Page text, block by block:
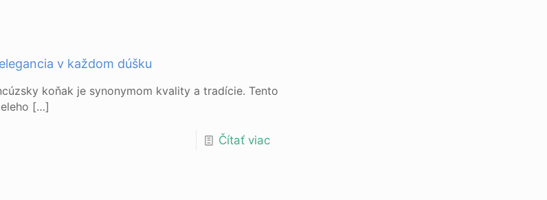
v každom dúšku
koňak je synonymom kvality a tradície. Tento
[…]
Čítať viac